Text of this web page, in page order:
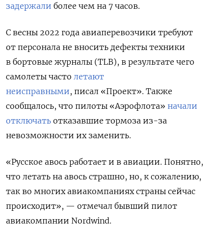
задержали более чем на 7 часов.
С весны 2022 года авиаперевозчики требуют
от персонала не вносить дефекты техники
в бортовые журналы (TLB), в результате чего
самолеты часто летают
неисправными, писал «Проект». Также
сообщалось, что пилоты «Аэрофлота» начали
отключать отказавшие тормоза из-за
невозможности их заменить.
«Русское авось работает и в авиации. Понятно,
что летать на авось страшно, но, к сожалению,
так во многих авиакомпаниях страны сейчас
происходит», — отмечал бывший пилот
авиакомпании Nordwind.